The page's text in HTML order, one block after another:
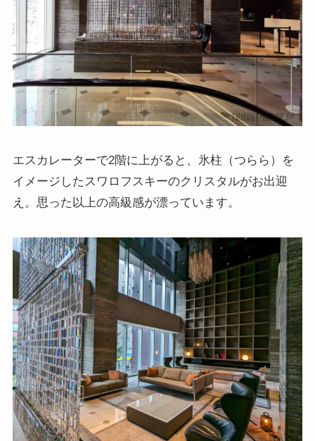
エスカレーターで2階に上がると、氷柱（つらら）を
イメージしたスワロフスキーのクリスタルがお出迎
え。思った以上の高級感が漂っています。